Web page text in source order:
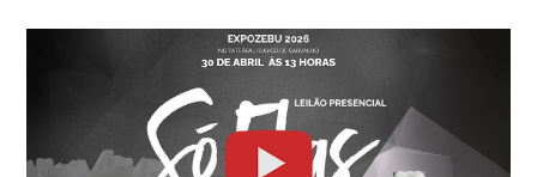
01:00 LOTE 09 TUL 4198